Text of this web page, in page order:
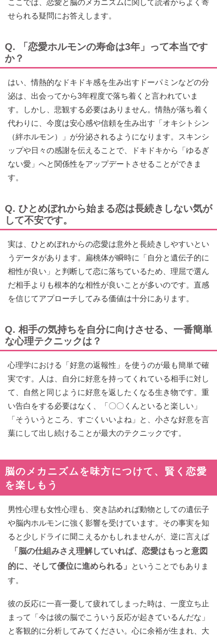
ここでは、恋愛と脳のメカニズムに関して読者からよく寄
せられる疑問にお答えします。
Q. 「恋愛ホルモンの寿命は3年」って本当です
か？
はい、情熱的なドキドキ感を生み出すドーパミンなどの分
泌は、出会ってから3年程度で落ち着くと言われていま
す。しかし、悲観する必要はありません。情熱が落ち着く
代わりに、今度は安心感や信頼を生み出す「オキシトシン
（絆ホルモン）」が分泌されるようになります。スキンシ
ップや日々の感謝を伝えることで、ドキドキから「ゆるぎ
ない愛」へと関係性をアップデートさせることができま
す。
Q. ひとめぼれから始まる恋は長続きしない気が
して不安です。
実は、ひとめぼれからの恋愛は意外と長続きしやすいとい
うデータがあります。扁桃体が瞬時に「自分と遺伝子的に
相性が良い」と判断して恋に落ちているため、理屈で選ん
だ相手よりも根本的な相性が良いことが多いのです。直感
を信じてアプローチしてみる価値は十分にあります。
Q. 相手の気持ちを自分に向けさせる、一番簡単
な心理テクニックは？
心理学における「好意の返報性」を使うのが最も簡単で確
実です。人は、自分に好意を持ってくれている相手に対し
て、自然と同じように好意を返したくなる生き物です。重
い告白をする必要はなく、「〇〇くんといると楽しい」
「そういうところ、すごくいいよね」と、小さな好意を言
葉にして出し続けることが最大のテクニックです。
脳のメカニズムを味方につけて、賢く恋愛
を楽しもう
男性心理も女性心理も、突き詰めれば動物としての遺伝子
や脳内ホルモンに強く影響を受けています。その事実を知
ると少しドライに聞こえるかもしれませんが、逆に言えば
「脳の仕組みさえ理解していれば、恋愛はもっと意図
的に、そして優位に進められる」
ということでもありま
す。
彼の反応に一喜一憂して疲れてしまった時は、一度立ち止
まって「今は彼の脳でこういう反応が起きているんだな」
と客観的に分析してみてください。心に余裕が生まれ、大